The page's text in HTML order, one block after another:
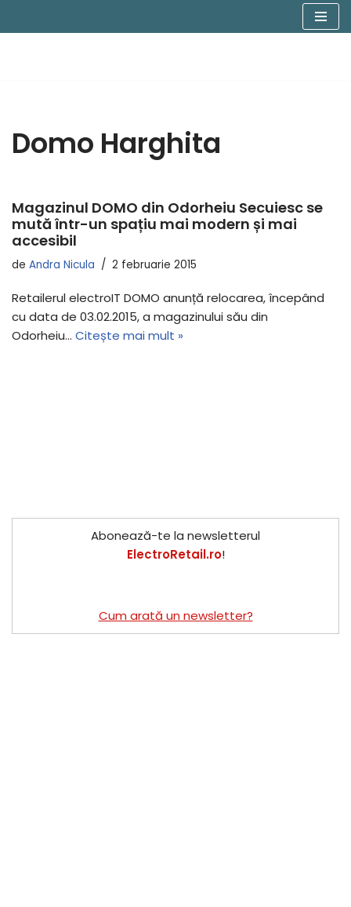
Domo Harghita
Magazinul DOMO din Odorheiu Secuiesc se
mută într-un spațiu mai modern și mai
accesibil
de Andra Nicula 2 februarie 2015
Retailerul electroIT DOMO anunță relocarea, începând
cu data de 03.02.2015, a magazinului său din
Odorheiu… Citește mai mult »
Abonează-te la newsletterul
ElectroRetail.ro!
Cum arată un newsletter?